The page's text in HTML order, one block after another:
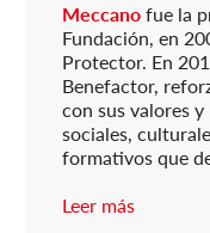
Meccanofue la
Fundación, en
Protector. En
Benefactor,
con sus valores
sociales,
formativos que
Leer más